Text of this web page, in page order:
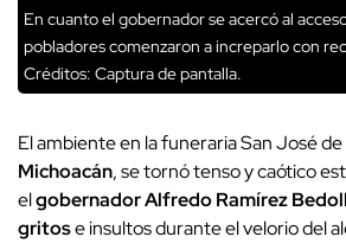
En cuanto el gobernador se acercó al
pobladores comenzaron a increparlo con
Créditos: Captura de pantalla.
El ambiente en la funeraria San José de
Michoacán, se tornó tenso y caótico
elgobernador Alfredo Ramírez
gritose insultos durante el velorio del